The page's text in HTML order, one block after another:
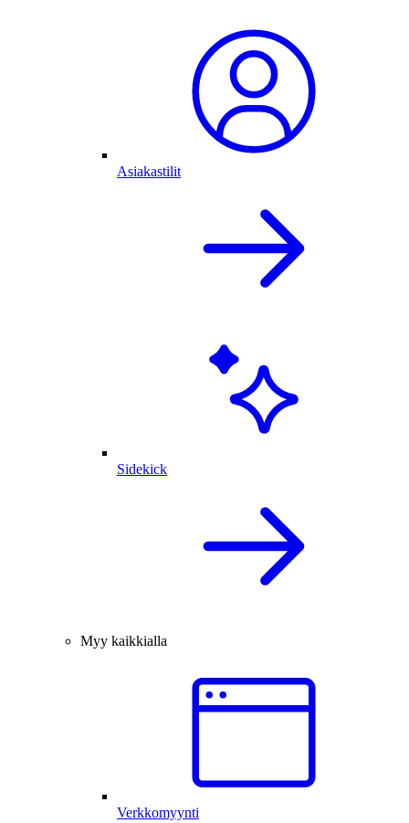
Asiakastilit
Sidekick
Myy kaikkialla
Verkkomyynti